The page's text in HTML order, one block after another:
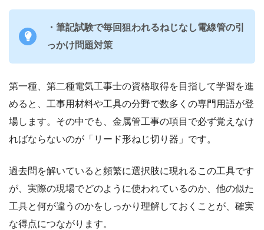
・筆記試験で毎回狙われるねじなし電線管の引
っかけ問題対策
第一種、第二種電気工事士の資格取得を目指して学習を進
めると、工事用材料や工具の分野で数多くの専門用語が登
場します。その中でも、金属管工事の項目で必ず覚えなけ
ればならないのが「リード形ねじ切り器」です。
過去問を解いていると頻繁に選択肢に現れるこの工具です
が、実際の現場でどのように使われているのか、他の似た
工具と何が違うのかをしっかり理解しておくことが、確実
な得点につながります。